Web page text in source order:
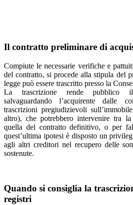
Il contratto preliminare di
Compiute le necessarie verifiche e
del contratto, si procede alla stipula del
legge può essere trascritto presso la
La trascrizione rende pubblico il
salvaguardando l’acquirente dalle
trascrizioni pregiudizievoli
altro), che potrebbero intervenire tra
quella del contratto definitivo, o per
quest’ultima ipotesi è disposto un
agli altri creditori nel recupero delle
sostenute.
Quando si consiglia la
registri